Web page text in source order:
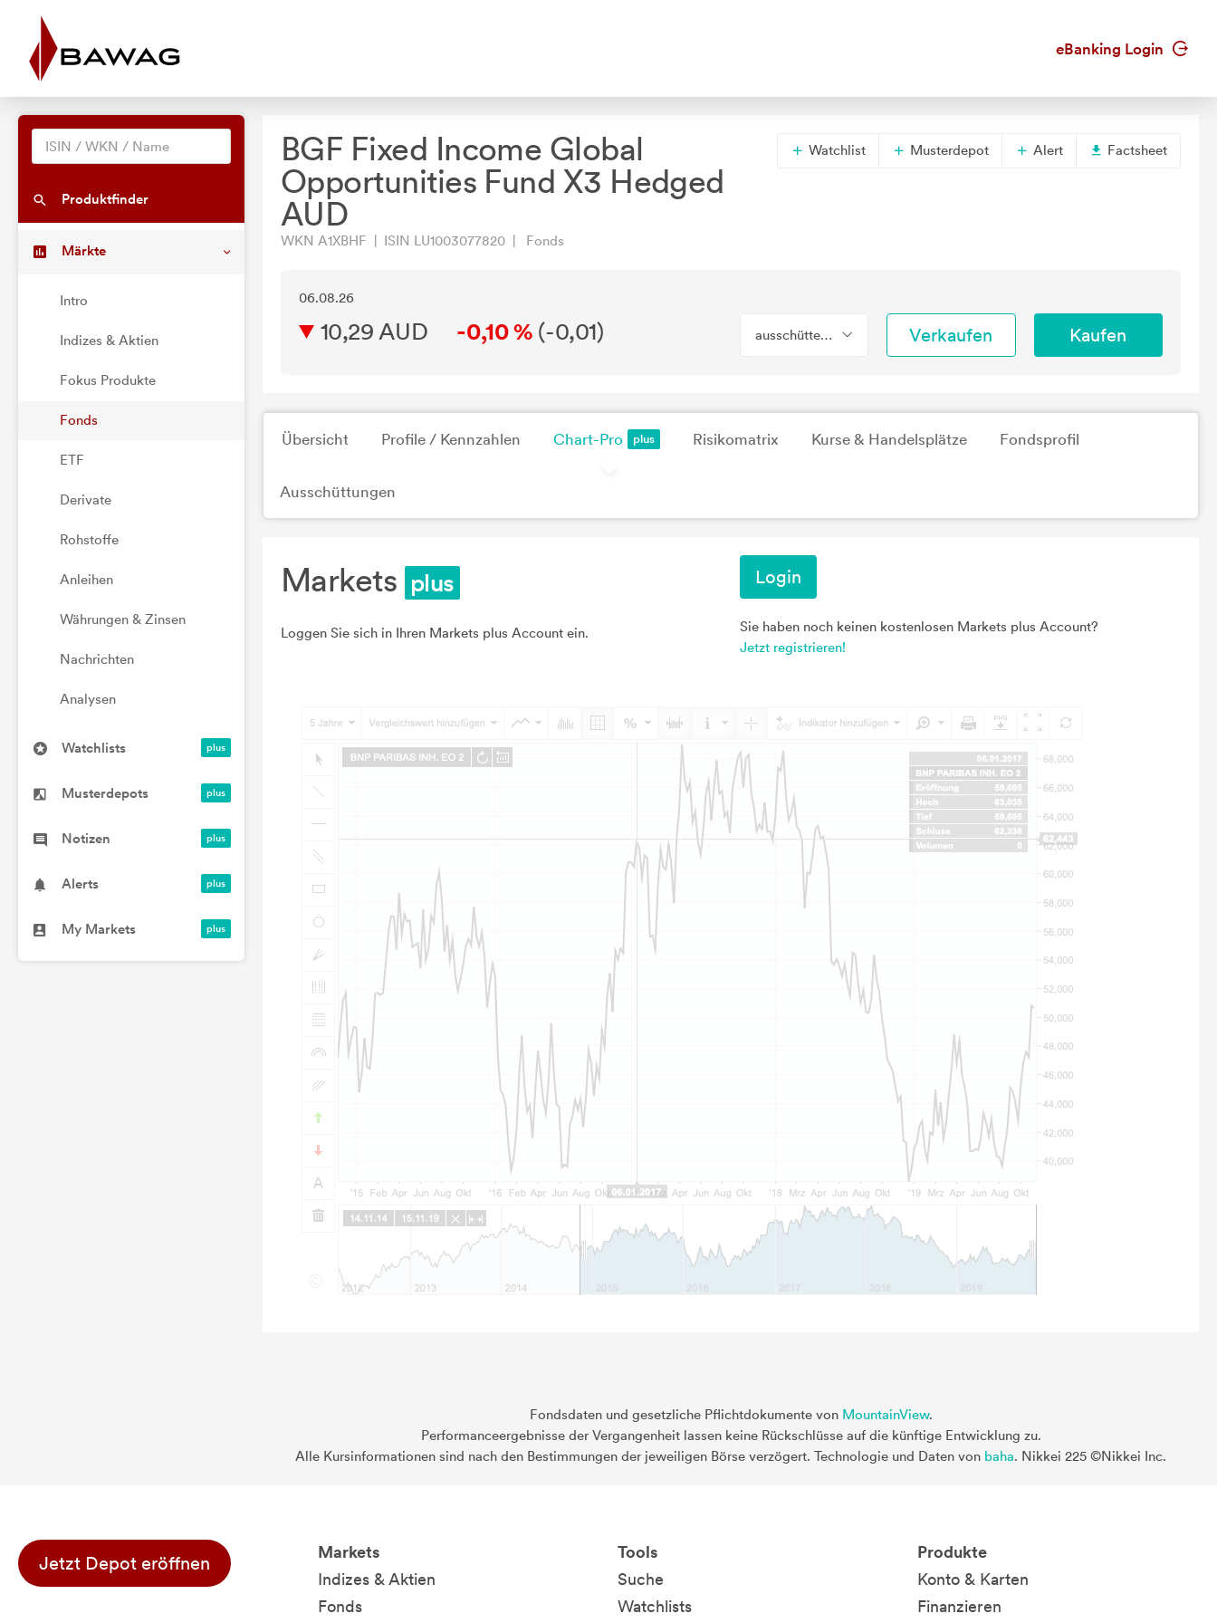
eBanking Login
Produktfinder
Märkte
Intro
Indizes & Aktien
Fokus Produkte
Fonds
ETF
Derivate
Rohstoffe
Anleihen
Währungen & Zinsen
Nachrichten
Analysen
Watchlists
Musterdepots
Notizen
Alerts
My Markets
BGF Fixed Income Global
Opportunities Fund X3 Hedged
AUD
WKN A1XBHF | ISIN LU1003077820 | Fonds
Watchlist Musterdepot Alert Factsheet
06.08.26
10,29 AUD -0,10 % (-0,01) ausschüttend Verkaufen Kaufen
Übersicht Profile / Kennzahlen Chart-Pro Risikomatrix Kurse & Handelsplätze Fondsprofil
Ausschüttungen
Markets
Loggen Sie sich in Ihren Markets plus Account ein.
Login
Sie haben noch keinen kostenlosen Markets plus Account?
Jetzt registrieren!
Fondsdaten und gesetzliche Pflichtdokumente von MountainView.
Performanceergebnisse der Vergangenheit lassen keine Rückschlüsse auf die künftige Entwicklung zu.
Alle Kursinformationen sind nach den Bestimmungen der jeweiligen Börse verzögert. Technologie und Daten von baha. Nikkei 225 ©Nikkei Inc.
Jetzt Depot eröffnen
Markets
Indizes & Aktien
Fonds
Tools
Suche
Watchlists
Produkte
Konto & Karten
Finanzieren